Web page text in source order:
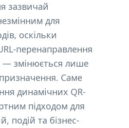
зазвичай
для
оскільки
перенаправлення
— змінюється лише
Саме
динамічних QR-
підходом для
подій та бізнес-